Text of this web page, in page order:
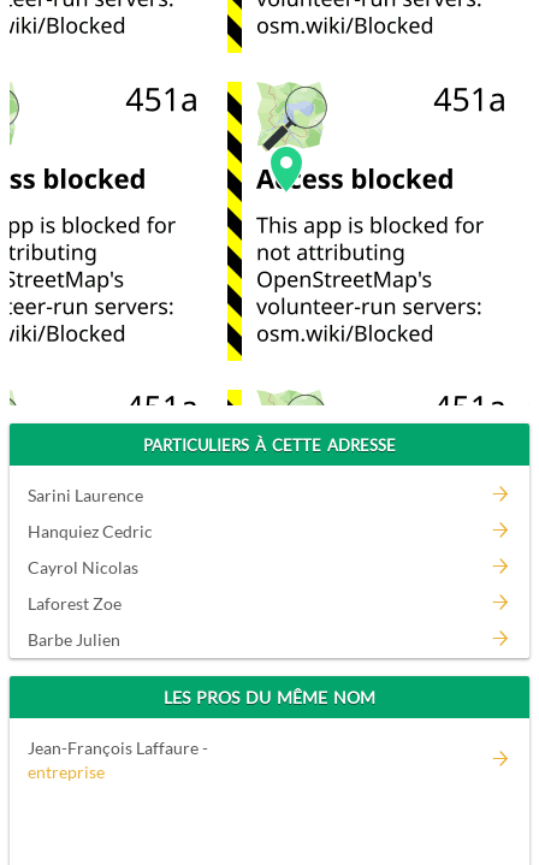
PARTICULIERS À CETTE ADRESSE
Sarini Laurence
Hanquiez Cedric
Cayrol Nicolas
Laforest Zoe
Barbe Julien
LES PROS DU MÊME NOM
Jean-François Laffaure -
entreprise